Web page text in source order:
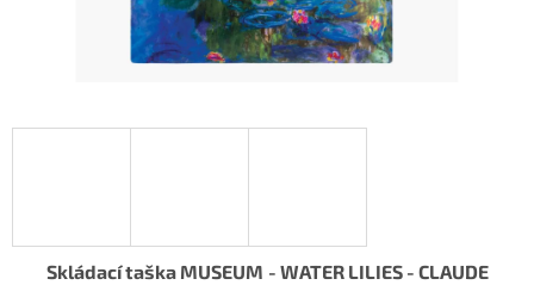
Skládací taška MUSEUM - WATER LILIES - CLAUDE